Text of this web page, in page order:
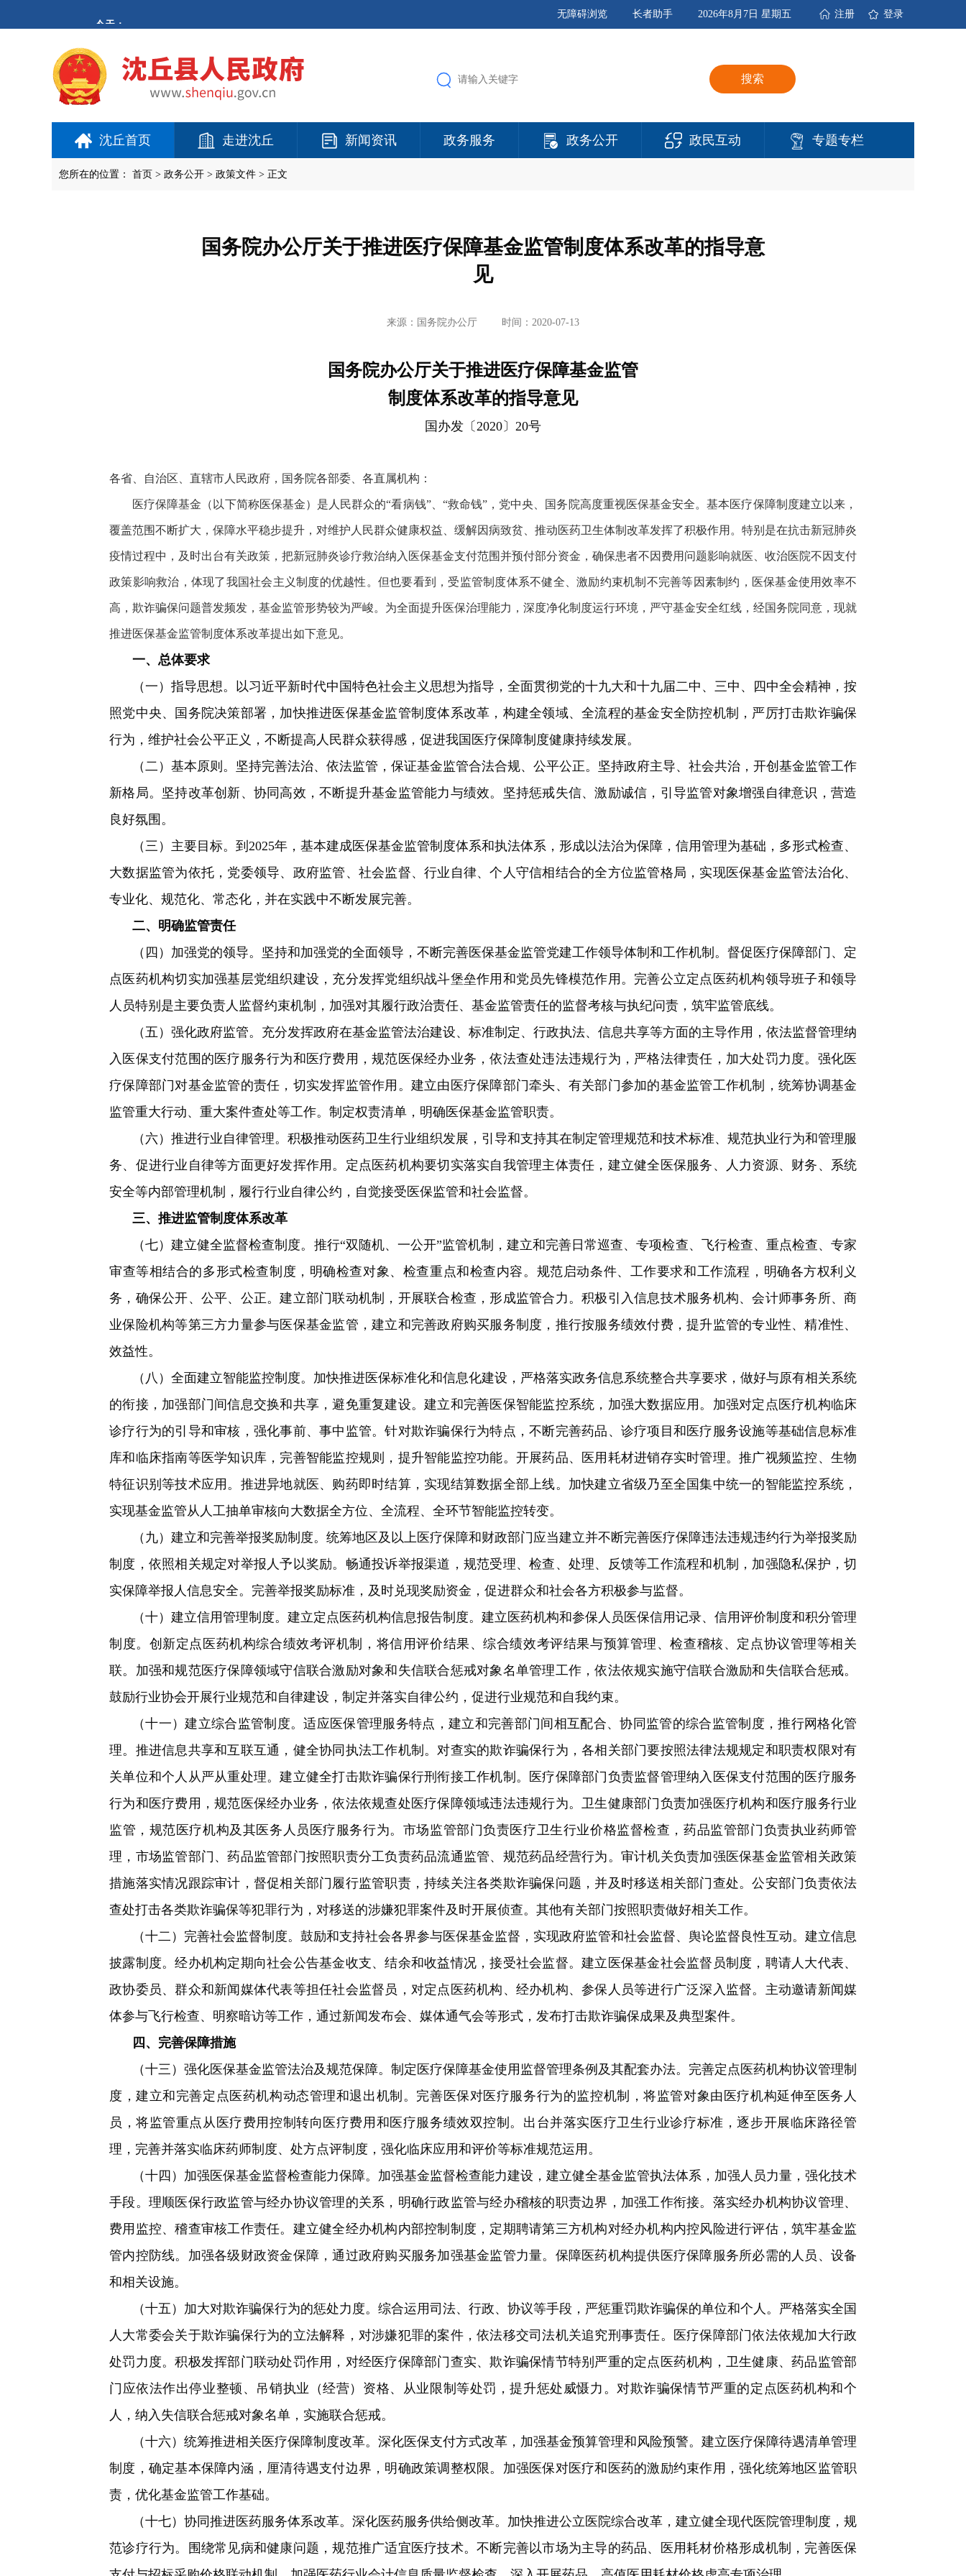
进
登录
注册
2026年8月7日 星期五
长者助手
无障碍浏览
搜索
沈丘首页 走进沈丘 新闻资讯 政务服务 政务公开 政民互动 专题专栏
您所在的位置： 首页 > 政务公开 > 政策文件 > 正文
国务院办公厅关于推进医疗保障基金监管制度体系改革的指导意
见
来源：国务院办公厅 时间：2020-07-13
国务院办公厅关于推进医疗保障基金监管
制度体系改革的指导意见
国办发〔2020〕20号
各省、自治区、直辖市人民政府，国务院各部委、各直属机构：
医疗保障基金（以下简称医保基金）是人民群众的“看病钱”、“救命钱”，党中央、国务院高度重视医保基金安全。基本医疗保障制度建立以来，
覆盖范围不断扩大，保障水平稳步提升，对维护人民群众健康权益、缓解因病致贫、推动医药卫生体制改革发挥了积极作用。特别是在抗击新冠肺炎
疫情过程中，及时出台有关政策，把新冠肺炎诊疗救治纳入医保基金支付范围并预付部分资金，确保患者不因费用问题影响就医、收治医院不因支付
政策影响救治，体现了我国社会主义制度的优越性。但也要看到，受监管制度体系不健全、激励约束机制不完善等因素制约，医保基金使用效率不
高，欺诈骗保问题普发频发，基金监管形势较为严峻。为全面提升医保治理能力，深度净化制度运行环境，严守基金安全红线，经国务院同意，现就
推进医保基金监管制度体系改革提出如下意见。
一、总体要求
（一）指导思想。 以习近平新时代中国特色社会主义思想为指导，全面贯彻党的十九大和十九届二中、三中、四中全会精神，按
照党中央、国务院决策部署，加快推进医保基金监管制度体系改革，构建全领域、全流程的基金安全防控机制，严厉打击欺诈骗保
行为，维护社会公平正义，不断提高人民群众获得感，促进我国医疗保障制度健康持续发展。
（二）基本原则。 坚持完善法治、依法监管，保证基金监管合法合规、公平公正。坚持政府主导、社会共治，开创基金监管工作
新格局。坚持改革创新、协同高效，不断提升基金监管能力与绩效。坚持惩戒失信、激励诚信，引导监管对象增强自律意识，营造
良好氛围。
（三）主要目标。 到2025年，基本建成医保基金监管制度体系和执法体系，形成以法治为保障，信用管理为基础，多形式检查、
大数据监管为依托，党委领导、政府监管、社会监督、行业自律、个人守信相结合的全方位监管格局，实现医保基金监管法治化、
专业化、规范化、常态化，并在实践中不断发展完善。
二、明确监管责任
（四）加强党的领导。 坚持和加强党的全面领导，不断完善医保基金监管党建工作领导体制和工作机制。督促医疗保障部门、定
点医药机构切实加强基层党组织建设，充分发挥党组织战斗堡垒作用和党员先锋模范作用。完善公立定点医药机构领导班子和领导
人员特别是主要负责人监督约束机制，加强对其履行政治责任、基金监管责任的监督考核与执纪问责，筑牢监管底线。
（五）强化政府监管。 充分发挥政府在基金监管法治建设、标准制定、行政执法、信息共享等方面的主导作用，依法监督管理纳
入医保支付范围的医疗服务行为和医疗费用，规范医保经办业务，依法查处违法违规行为，严格法律责任，加大处罚力度。强化医
疗保障部门对基金监管的责任，切实发挥监管作用。建立由医疗保障部门牵头、有关部门参加的基金监管工作机制，统筹协调基金
监管重大行动、重大案件查处等工作。制定权责清单，明确医保基金监管职责。
（六）推进行业自律管理。 积极推动医药卫生行业组织发展，引导和支持其在制定管理规范和技术标准、规范执业行为和管理服
务、促进行业自律等方面更好发挥作用。定点医药机构要切实落实自我管理主体责任，建立健全医保服务、人力资源、财务、系统
安全等内部管理机制，履行行业自律公约，自觉接受医保监管和社会监督。
三、推进监管制度体系改革
（七）建立健全监督检查制度。 推行“双随机、一公开”监管机制，建立和完善日常巡查、专项检查、飞行检查、重点检查、专家
审查等相结合的多形式检查制度，明确检查对象、检查重点和检查内容。规范启动条件、工作要求和工作流程，明确各方权利义
务，确保公开、公平、公正。建立部门联动机制，开展联合检查，形成监管合力。积极引入信息技术服务机构、会计师事务所、商
业保险机构等第三方力量参与医保基金监管，建立和完善政府购买服务制度，推行按服务绩效付费，提升监管的专业性、精准性、
效益性。
（八）全面建立智能监控制度。 加快推进医保标准化和信息化建设，严格落实政务信息系统整合共享要求，做好与原有相关系统
的衔接，加强部门间信息交换和共享，避免重复建设。建立和完善医保智能监控系统，加强大数据应用。加强对定点医疗机构临床
诊疗行为的引导和审核，强化事前、事中监管。针对欺诈骗保行为特点，不断完善药品、诊疗项目和医疗服务设施等基础信息标准
库和临床指南等医学知识库，完善智能监控规则，提升智能监控功能。开展药品、医用耗材进销存实时管理。推广视频监控、生物
特征识别等技术应用。推进异地就医、购药即时结算，实现结算数据全部上线。加快建立省级乃至全国集中统一的智能监控系统，
实现基金监管从人工抽单审核向大数据全方位、全流程、全环节智能监控转变。
（九）建立和完善举报奖励制度。 统筹地区及以上医疗保障和财政部门应当建立并不断完善医疗保障违法违规违约行为举报奖励
制度，依照相关规定对举报人予以奖励。畅通投诉举报渠道，规范受理、检查、处理、反馈等工作流程和机制，加强隐私保护，切
实保障举报人信息安全。完善举报奖励标准，及时兑现奖励资金，促进群众和社会各方积极参与监督。
（十）建立信用管理制度。 建立定点医药机构信息报告制度。建立医药机构和参保人员医保信用记录、信用评价制度和积分管理
制度。创新定点医药机构综合绩效考评机制，将信用评价结果、综合绩效考评结果与预算管理、检查稽核、定点协议管理等相关
联。加强和规范医疗保障领域守信联合激励对象和失信联合惩戒对象名单管理工作，依法依规实施守信联合激励和失信联合惩戒。
鼓励行业协会开展行业规范和自律建设，制定并落实自律公约，促进行业规范和自我约束。
（十一）建立综合监管制度。适应医保管理服务特点，建立和完善部门间相互配合、协同监管的综合监管制度，推行网格化管
理。推进信息共享和互联互通，健全协同执法工作机制。对查实的欺诈骗保行为，各相关部门要按照法律法规规定和职责权限对有
关单位和个人从严从重处理。建立健全打击欺诈骗保行刑衔接工作机制。医疗保障部门负责监督管理纳入医保支付范围的医疗服务
行为和医疗费用，规范医保经办业务，依法依规查处医疗保障领域违法违规行为。卫生健康部门负责加强医疗机构和医疗服务行业
监管，规范医疗机构及其医务人员医疗服务行为。市场监管部门负责医疗卫生行业价格监督检查，药品监管部门负责执业药师管
理，市场监管部门、药品监管部门按照职责分工负责药品流通监管、规范药品经营行为。审计机关负责加强医保基金监管相关政策
措施落实情况跟踪审计，督促相关部门履行监管职责，持续关注各类欺诈骗保问题，并及时移送相关部门查处。公安部门负责依法
查处打击各类欺诈骗保等犯罪行为，对移送的涉嫌犯罪案件及时开展侦查。其他有关部门按照职责做好相关工作。
（十二）完善社会监督制度。 鼓励和支持社会各界参与医保基金监督，实现政府监管和社会监督、舆论监督良性互动。建立信息
披露制度。经办机构定期向社会公告基金收支、结余和收益情况，接受社会监督。建立医保基金社会监督员制度，聘请人大代表、
政协委员、群众和新闻媒体代表等担任社会监督员，对定点医药机构、经办机构、参保人员等进行广泛深入监督。主动邀请新闻媒
体参与飞行检查、明察暗访等工作，通过新闻发布会、媒体通气会等形式，发布打击欺诈骗保成果及典型案件。
四、完善保障措施
（十三）强化医保基金监管法治及规范保障。 制定医疗保障基金使用监督管理条例及其配套办法。完善定点医药机构协议管理制
度，建立和完善定点医药机构动态管理和退出机制。完善医保对医疗服务行为的监控机制，将监管对象由医疗机构延伸至医务人
员，将监管重点从医疗费用控制转向医疗费用和医疗服务绩效双控制。出台并落实医疗卫生行业诊疗标准，逐步开展临床路径管
理，完善并落实临床药师制度、处方点评制度，强化临床应用和评价等标准规范运用。
（十四）加强医保基金监督检查能力保障。 加强基金监督检查能力建设，建立健全基金监管执法体系，加强人员力量，强化技术
手段。理顺医保行政监管与经办协议管理的关系，明确行政监管与经办稽核的职责边界，加强工作衔接。落实经办机构协议管理、
费用监控、稽查审核工作责任。建立健全经办机构内部控制制度，定期聘请第三方机构对经办机构内控风险进行评估，筑牢基金监
管内控防线。加强各级财政资金保障，通过政府购买服务加强基金监管力量。保障医药机构提供医疗保障服务所必需的人员、设备
和相关设施。
（十五）加大对欺诈骗保行为的惩处力度。 综合运用司法、行政、协议等手段，严惩重罚欺诈骗保的单位和个人。严格落实全国
人大常委会关于欺诈骗保行为的立法解释，对涉嫌犯罪的案件，依法移交司法机关追究刑事责任。医疗保障部门依法依规加大行政
处罚力度。积极发挥部门联动处罚作用，对经医疗保障部门查实、欺诈骗保情节特别严重的定点医药机构，卫生健康、药品监管部
门应依法作出停业整顿、吊销执业（经营）资格、从业限制等处罚，提升惩处威慑力。对欺诈骗保情节严重的定点医药机构和个
人，纳入失信联合惩戒对象名单，实施联合惩戒。
（十六）统筹推进相关医疗保障制度改革。 深化医保支付方式改革，加强基金预算管理和风险预警。建立医疗保障待遇清单管理
制度，确定基本保障内涵，厘清待遇支付边界，明确政策调整权限。加强医保对医疗和医药的激励约束作用，强化统筹地区监管职
责，优化基金监管工作基础。
（十七）协同推进医药服务体系改革。 深化医药服务供给侧改革。加快推进公立医院综合改革，建立健全现代医院管理制度，规
范诊疗行为。围绕常见病和健康问题，规范推广适宜医疗技术。不断完善以市场为主导的药品、医用耗材价格形成机制，完善医保